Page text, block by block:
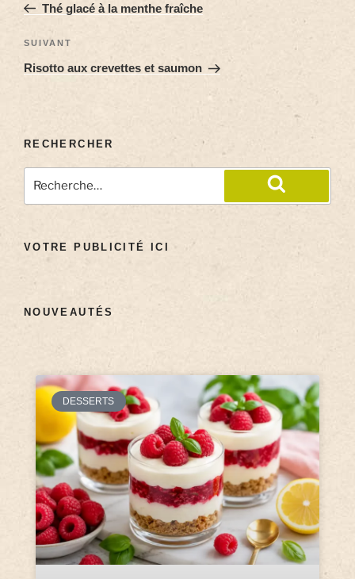
Thé glacé à la menthe fraîche
SUIVANT
Risotto aux crevettes et saumon
RECHERCHER
VOTRE PUBLICITÉ ICI
NOUVEAUTÉS
DESSERTS